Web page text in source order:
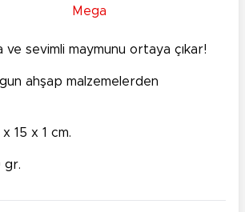
Mega
ve sevimli maymunu ortaya çıkar!
ahşap malzemelerden
15 x 1 cm.
gr.